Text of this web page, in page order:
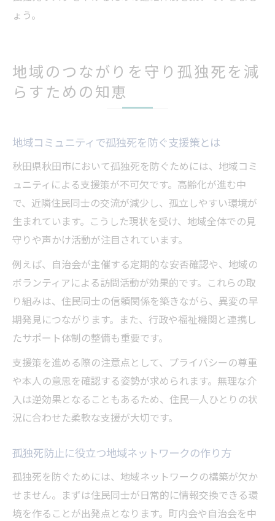
ょう。
地域のつながりを守り孤独死を減
らすための知恵
地域コミュニティで孤独死を防ぐ支援策とは
秋田県秋田市において孤独死を防ぐためには、地域コミ
ュニティによる支援策が不可欠です。高齢化が進む中
で、近隣住民同士の交流が減少し、孤立しやすい環境が
生まれています。こうした現状を受け、地域全体での見
守りや声かけ活動が注目されています。
例えば、自治会が主催する定期的な安否確認や、地域の
ボランティアによる訪問活動が効果的です。これらの取
り組みは、住民同士の信頼関係を築きながら、異変の早
期発見につながります。また、行政や福祉機関と連携し
たサポート体制の整備も重要です。
支援策を進める際の注意点として、プライバシーの尊重
や本人の意思を確認する姿勢が求められます。無理な介
入は逆効果となることもあるため、住民一人ひとりの状
況に合わせた柔軟な支援が大切です。
孤独死防止に役立つ地域ネットワークの作り方
孤独死を防ぐためには、地域ネットワークの構築が欠か
せません。まずは住民同士が日常的に情報交換できる環
境を作ることが出発点となります。町内会や自治会を中